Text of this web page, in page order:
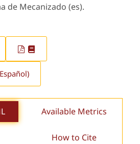
de Mecanizado (es).
Available Metrics
How to Cite